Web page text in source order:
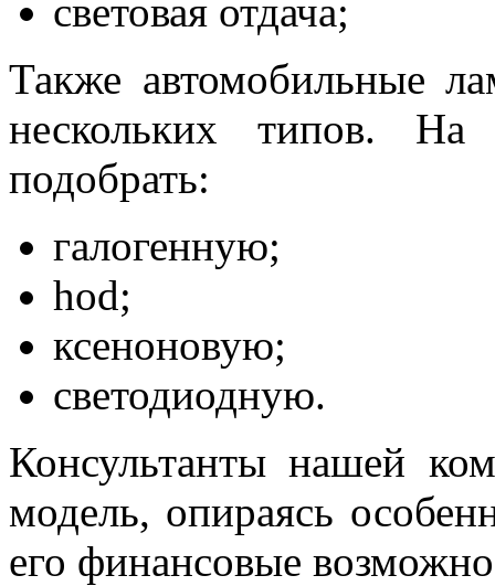
световая отдача;
Также автомобильные
нескольких типов.
подобрать:
галогенную;
hod;
ксеноновую;
светодиодную.
Консультанты нашей
модель, опираясь
его финансовые